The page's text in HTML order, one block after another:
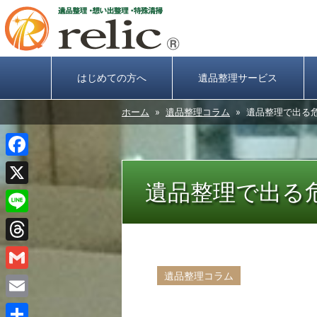
はじめての方へ 遺品整理サービス
ホーム » 遺品整理コラム » 遺品整理で出る
遺品整理で出る
遺品整理コラム
Facebook
X
Line
Threads
Gmail
Email